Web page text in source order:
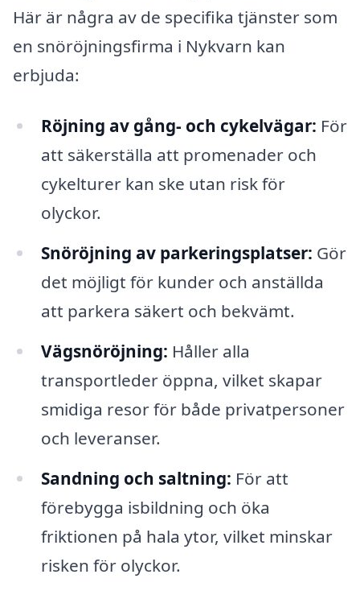
Här är några av de specifika tjänster som
en snöröjningsfirma i Nykvarn kan
erbjuda:
Röjning av gång- och cykelvägar: För
att säkerställa att promenader och
cykelturer kan ske utan risk för
olyckor.
Snöröjning av parkeringsplatser: Gör
det möjligt för kunder och anställda
att parkera säkert och bekvämt.
Vägsnöröjning: Håller alla
transportleder öppna, vilket skapar
smidiga resor för både privatpersoner
och leveranser.
Sandning och saltning: För att
förebygga isbildning och öka
friktionen på hala ytor, vilket minskar
risken för olyckor.